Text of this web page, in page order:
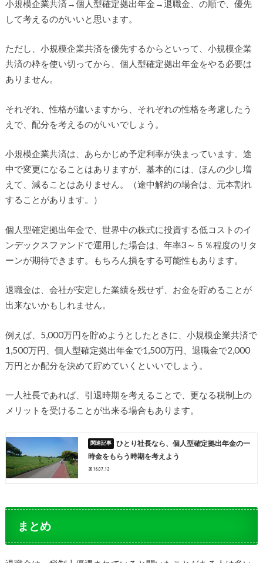
小規模企業共済→個人型確定拠出年金→退職金、の順で、優先
して考えるのがいいと思います。
ただし、小規模企業共済を優先するからといって、小規模企業
共済の枠を使い切ってから、個人型確定拠出年金をやる必要は
ありません。
それぞれ、性格が違いますから、それぞれの性格を考慮したう
えで、配分を考えるのがいいでしょう。
小規模企業共済は、あらかじめ予定利率が決まっています。途
中で変更になることはありますが、基本的には、ほんの少し増
えて、減ることはありません。（途中解約の場合は、元本割れ
することがあります。）
個人型確定拠出年金で、世界中の株式に投資する低コストのイ
ンデックスファンドで運用した場合は、年率3～５％程度のリタ
ーンが期待できます。もちろん損をする可能性もあります。
退職金は、会社が安定した業績を残せず、お金を貯めることが
出来ないかもしれません。
例えば、5,000万円を貯めようとしたときに、小規模企業共済で
1,500万円、個人型確定拠出年金で1,500万円、退職金で2,000
万円とか配分を決めて貯めていくといいでしょう。
一人社長であれば、引退時期を考えることで、更なる税制上の
メリットを受けることが出来る場合もあります。
ひとり社長なら、個人型確定拠出年金の一
時金をもらう時期を考えよう
2016.07.12
まとめ